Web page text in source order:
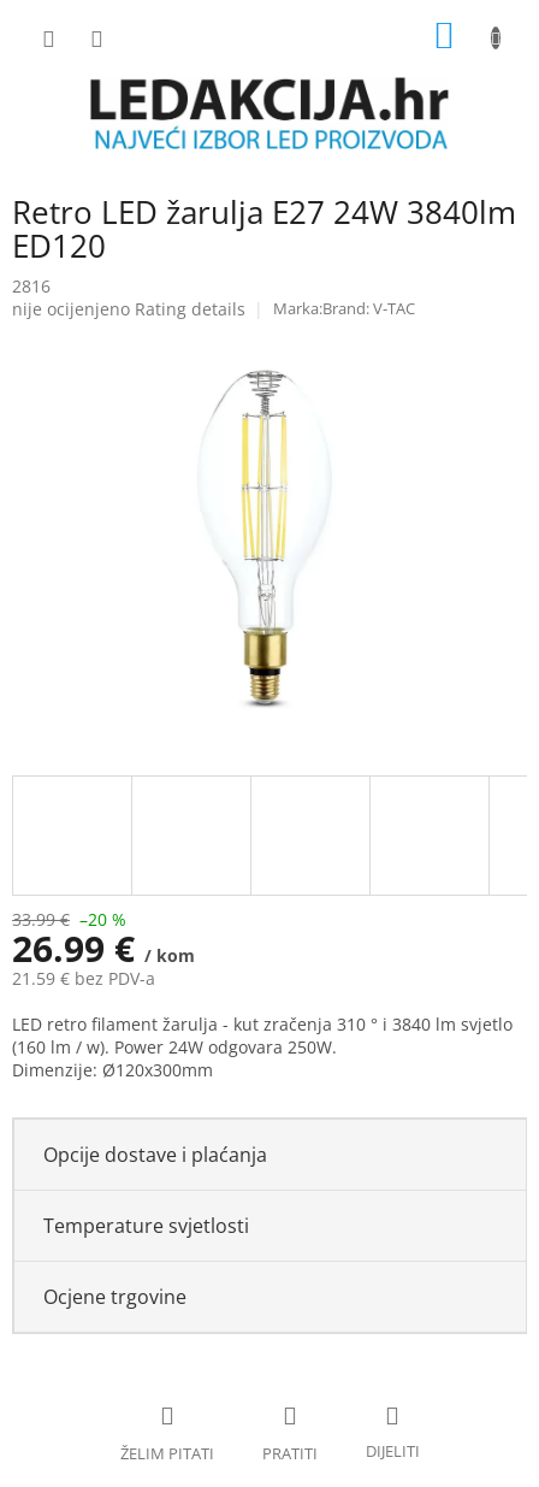
Retro LED žarulja E27 24W 3840lm
ED120
2816
The
nije ocijenjeno Rating details Brand:V-TAC
33.99 € –20 %
26.99 € / kom
21.59 € bez PDV-a
price:
LED retro filament žarulja - kut zračenja 310 ° i 3840 lm svjetlo
(160 lm / w). Power 24W odgovara 250W.
Dimenzije: Ø120x300mm
Opcije dostave i plaćanja
Temperature svjetlosti
Ocjene trgovine